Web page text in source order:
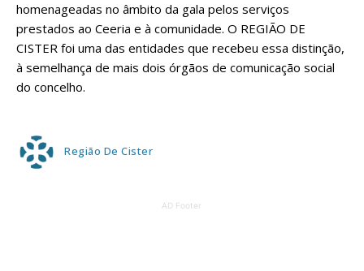
homenageadas no âmbito da gala pelos serviços
prestados ao Ceeria e à comunidade. O REGIÃO DE
CISTER foi uma das entidades que recebeu essa distinção,
à semelhança de mais dois órgãos de comunicação social
do concelho.
Região De Cister
AD Footer